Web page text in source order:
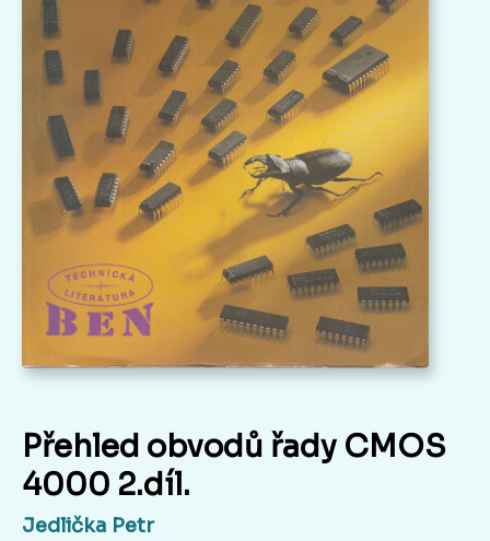
Přehled obvodů řady CMOS
4000 2.díl.
Jedlička Petr